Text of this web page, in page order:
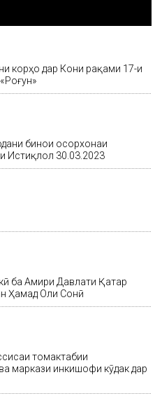
корҳо дар Кони рақами 17-и
бинои осорхонаи
Истиқлол 30.03.2023
ба Амири Давлати Қатар
Ҳамад Оли Сонӣ
томактабии
маркази инкишофи кӯдак дар